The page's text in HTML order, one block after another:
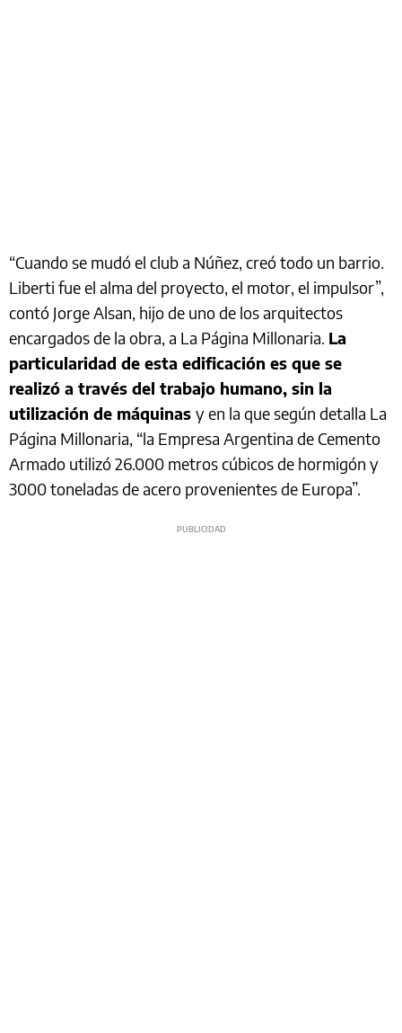
“Cuando se mudó el club a Núñez, creó todo un barrio.
Liberti fue el alma del proyecto, el motor, el impulsor”,
contó Jorge Alsan, hijo de uno de los arquitectos
encargados de la obra, a La Página Millonaria. La
particularidad de esta edificación es que se
realizó a través del trabajo humano, sin la
utilización de máquinas y en la que según detalla La
Página Millonaria, “la Empresa Argentina de Cemento
Armado utilizó 26.000 metros cúbicos de hormigón y
3000 toneladas de acero provenientes de Europa”.